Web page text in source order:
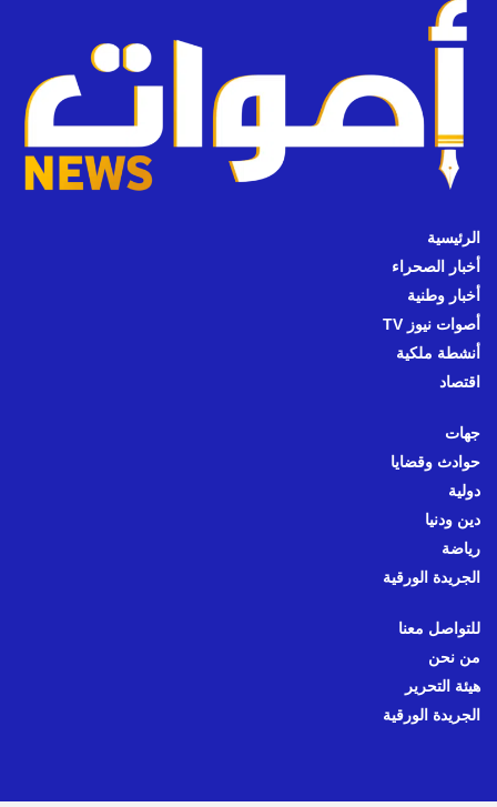
الرئيسية
أخبار الصحراء
أخبار وطنية
أصوات نيوز TV
أنشطة ملكية
اقتصاد
جهات
حوادث وقضايا
دولية
دين ودنيا
رياضة
الجريدة الورقية
للتواصل معنا
من نحن
هيئة التحرير
الجريدة الورقية